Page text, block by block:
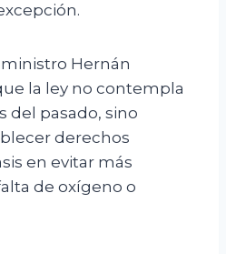
Hernán
la ley no contempla
del pasado, sino
derechos
en evitar más
de oxígeno o